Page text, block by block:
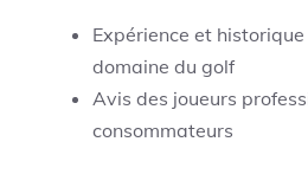
Expérience et
domaine du golf
Avis des joueurs
consommateurs